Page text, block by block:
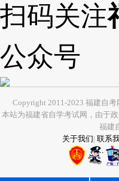
扫码关注
公众号
Copyright 2011-2023 福建自考
本站为福建省自学考试网，由于
福建
关于我们| 联系